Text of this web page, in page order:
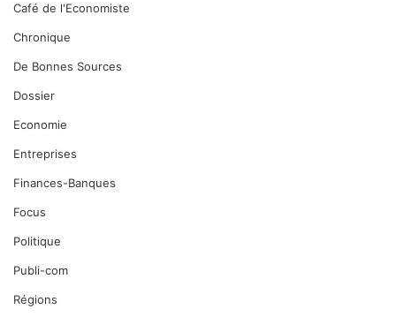
Café de l'Economiste
Chronique
De Bonnes Sources
Dossier
Economie
Entreprises
Finances-Banques
Focus
Politique
Publi-com
Régions